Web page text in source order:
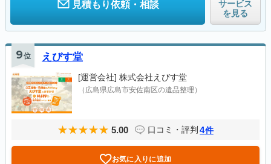
見積もり依頼・相談
サービス
を見る
9位 えびす堂
[運営会社] 株式会社えびす堂
（広島県広島市安佐南区の遺品整理）
5.00 口コミ・評判 4件
お気に入りに追加